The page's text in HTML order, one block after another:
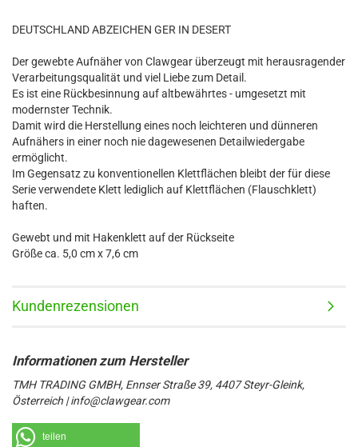
DEUTSCHLAND ABZEICHEN GER IN DESERT
Der gewebte Aufnäher von Clawgear überzeugt mit herausragender
Verarbeitungsqualität und viel Liebe zum Detail.
Es ist eine Rückbesinnung auf altbewährtes - umgesetzt mit
modernster Technik.
Damit wird die Herstellung eines noch leichteren und dünneren
Aufnähers in einer noch nie dagewesenen Detailwiedergabe
ermöglicht.
Im Gegensatz zu konventionellen Klettflächen bleibt der für diese
Serie verwendete Klett lediglich auf Klettflächen (Flauschklett)
haften.
Gewebt und mit Hakenklett auf der Rückseite
Größe ca. 5,0 cm x 7,6 cm
Kundenrezensionen
TMH TRADING GMBH, Ennser Straße 39, 4407 Steyr-Gleink,
Österreich | info@clawgear.com
teilen